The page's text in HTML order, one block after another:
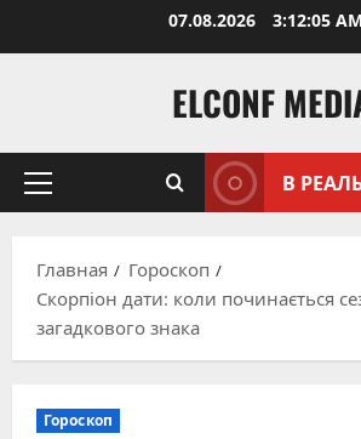
07.08.2026 3:12:06 AM
ELCONF
Основное
В
Главная
Гороскоп
Скорпіон дати: коли починається
загадкового знака
Гороскоп